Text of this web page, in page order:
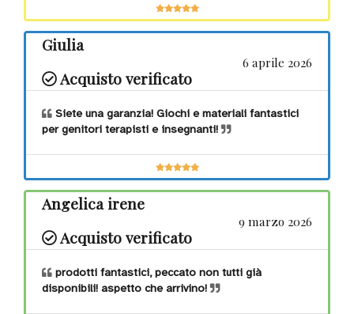
Comunicazione
Giochi da
tavolo
Gioco
simbolico
Libri
Giulia
6 aprile 2026
Acquisto verificato
Siete una garanzia! Giochi e materiali fantastici
per genitori terapisti e insegnanti!
Angelica irene
9 marzo 2026
Acquisto verificato
prodotti fantastici, peccato non tutti già
disponibili! aspetto che arrivino!